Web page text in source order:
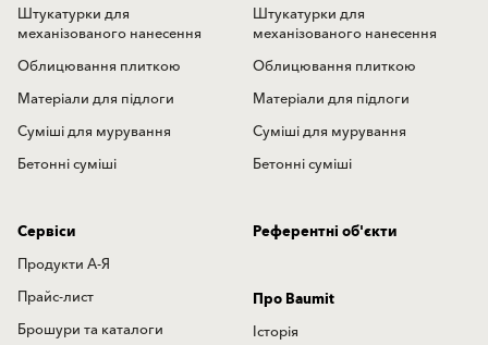
Штукатурки для
механізованого нанесення
Облицювання плиткою
Матеріали для підлоги
Суміші для мурування
Бетонні суміші
Штукатурки для
механізованого нанесення
Облицювання плиткою
Матеріали для підлоги
Суміші для мурування
Бетонні суміші
Сервіси
Продукти А-Я
Прайс-лист
Брошури та каталоги
Референтні об'єкти
Про Baumit
Історія